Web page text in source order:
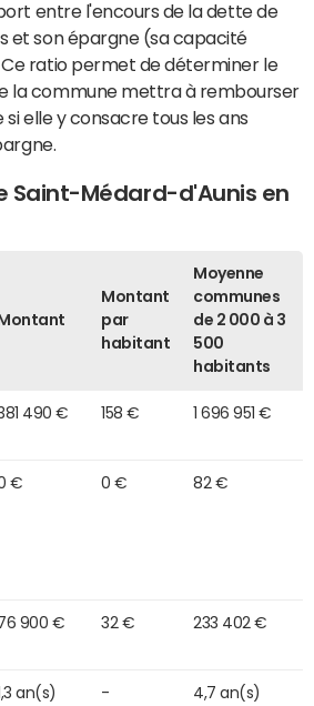
entre l'encours de la dette de
et son épargne (sa capacité
ratio permet de déterminer le
la commune mettra à rembourser
elle y consacre tous les ans
Saint-Médard-d'Aunis en
Montant
par
habitant
Moyenne
communes
de 2 000 à 3
500
habitants
490 € 158 € 1 696 951 €
€ 0 € 82 €
900 € 32 € 233 402 €
an(s) - 4,7 an(s)